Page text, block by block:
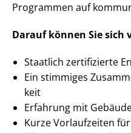
Programmen auf
Darauf können Sie sich
Staatlich zertifizierte
Ein stimmiges
keit
Erfahrung mit
Kurze Vorlaufzeiten